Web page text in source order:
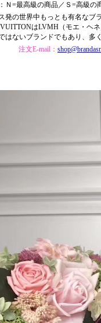
Ｎ=最高級の商品／Ｓ=高級の
発の世界中もっとも有名なブ
はLVMH（モエ・ヘ
はないブランドでもあり、多
注文E-mail：